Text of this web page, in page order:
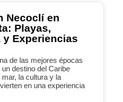
Necoclí en
Playas,
y Experiencias
de las mejores épocas
destino del Caribe
la cultura y la
en una experiencia